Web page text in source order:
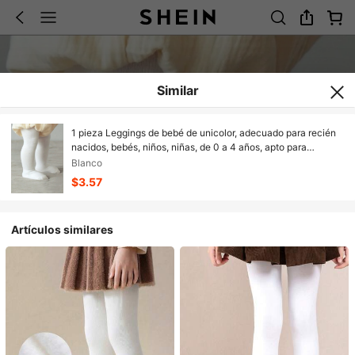
Similar
1 pieza Leggings de bebé de unicolor, adecuado para recién
nacidos, bebés, niños, niñas, de 0 a 4 años, apto para
primavera y otoño
Blanco
$3.57
Artículos similares